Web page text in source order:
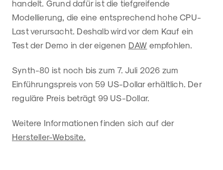
handelt. Grund dafür ist die tiefgreifende
Modellierung, die eine entsprechend hohe CPU-
Last verursacht. Deshalb wird vor dem Kauf ein
Test der Demo in der eigenen DAW empfohlen.
Synth-80 ist noch bis zum 7. Juli 2026 zum
Einführungspreis von 59 US-Dollar erhältlich. Der
reguläre Preis beträgt 99 US-Dollar.
Weitere Informationen finden sich auf der
Hersteller-Website.